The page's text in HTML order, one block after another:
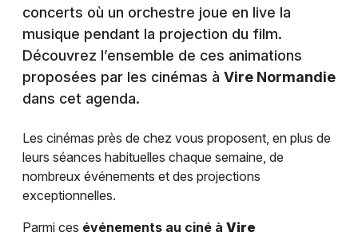
concerts où un orchestre joue en live la
musique pendant la projection du film.
Découvrez l’ensemble de ces animations
proposées par les cinémas à Vire Normandie
dans cet agenda.
Les cinémas près de chez vous proposent, en plus de
leurs séances habituelles chaque semaine, de
nombreux événements et des projections
exceptionnelles.
Parmi ces événements au ciné à Vire